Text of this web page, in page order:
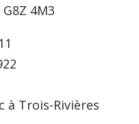
4M3
à Trois-Rivières